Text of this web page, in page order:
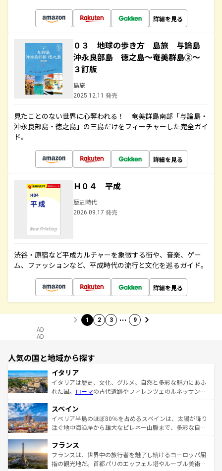
詳細を見る
０３ 地球の歩き方 島旅 与論島
沖永良部島 徳之島～奄美群島②～
３訂版
島旅
2025.12.11 発売
見たことのない世界に心奪われる！ 奄美群島南部「与論島・
沖永良部島・徳之島」の三島だけをフィーチャーした完全ガイ
ド。
詳細を見る
Ｈ０４ 平成
歴史時代
2026.09.17 発売
渋谷・原宿など平成カルチャーを象徴する街や、音楽、ゲー
ム、ファッションなど、平成時代の流行と文化を巡るガイド。
詳細を見る
1 2 3 … 9
AD
AD
人気の国と地域から探す
イタリア
イタリアは歴史、文化、グルメ、自然と多彩な魅力にあふ
れた国。 ローマの古代遺跡やフィレンツェのルネッサンス
ろん、トスカーナの美しい田園風景やアマルフィ海岸の絶
景など、自然景観も見逃せない。観光の合間には、本場の
ピザやパスタなど、絶品のイタリア料理を堪能することも
ませてくれるイタリアで、忘れられない旅をしてみよう！
なお、新着のイタリア情報はコンテンツ一覧 を参照してほ
しい。
スペイン
イベリア半島のほぼ80％を占めるスペインは、太陽が降り
注ぐ地中海沿岸から雄大なピレネー山脈まで、多彩な自然
文化が根付くこの国では、情熱的なフラメンコ、熱気あふ
れる闘牛、そして美味しいタパスが生活の一部となってい
る。首都マドリードの洗練された雰囲気や、バルセロナの
フランス
フランスは、世界中の旅行者を魅了し続けるヨーロッパ屈
指の観光地だ。首都パリのエッフェル塔やルーブル美術館